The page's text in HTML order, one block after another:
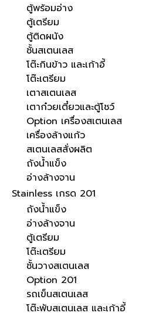
ตู้พร้อมอ่าง
ตู้เตรียม
ตู้ติดผนัง
ชั้นสเตนเลส
โต๊ะกินข้าว และเก้าอี้
โต๊ะเตรียม
เตาสเตนเลส
เตาก๋วยเตี๋ยวและตู้โชว์
Option เครื่องสเตนเลส
เครื่องล้างแก้ว
สเตนเลสสั่งผลิต
ถังน้ำแข็ง
อ่างล้างจาน
Stainless เกรด 201
ถังน้ำแข็ง
อ่างล้างจาน
ตู้เตรียม
โต๊ะเตรียม
ชั้นวางสเตนเลส
Option 201
รถเข็นสเตนเลส
โต๊ะพับสเตนเลส และเก้าอี้